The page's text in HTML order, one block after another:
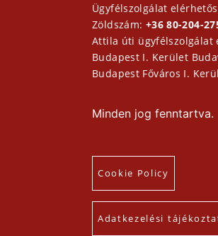
Ügyfélszolgálat
Zöldszám: +36 80-204-
Attila úti ügyfélszolgálat
Budapest I. Kerület
Budapest Főváros I.
Minden jog fenntartva.
Cookie Policy
Adatkezelési